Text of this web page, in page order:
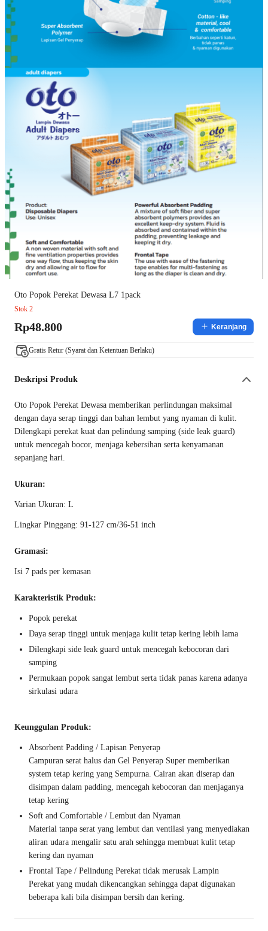
Oto Popok Perekat Dewasa L7 1pack
Stok 2
Rp48.800 Keranjang
Gratis Retur (Syarat dan Ketentuan Berlaku)
Deskripsi Produk
Oto Popok Perekat Dewasa memberikan perlindungan maksimal
dengan daya serap tinggi dan bahan lembut yang nyaman di kulit.
Dilengkapi perekat kuat dan pelindung samping (side leak guard)
untuk mencegah bocor, menjaga kebersihan serta kenyamanan
sepanjang hari.
Ukuran:
Varian Ukuran: L
Lingkar Pinggang: 91-127 cm/36-51 inch
Gramasi:
Isi 7 pads per kemasan
Karakteristik Produk:
Popok perekat
Daya serap tinggi untuk menjaga kulit tetap kering lebih lama
Dilengkapi side leak guard untuk mencegah kebocoran dari
samping
Permukaan popok sangat lembut serta tidak panas karena adanya
sirkulasi udara
Keunggulan Produk:
Absorbent Padding / Lapisan Penyerap
Campuran serat halus dan Gel Penyerap Super memberikan
system tetap kering yang Sempurna. Cairan akan diserap dan
disimpan dalam padding, mencegah kebocoran dan menjaganya
tetap kering
Soft and Comfortable / Lembut dan Nyaman
Material tanpa serat yang lembut dan ventilasi yang menyediakan
aliran udara mengalir satu arah sehingga membuat kulit tetap
kering dan nyaman
Frontal Tape / Pelindung Perekat tidak merusak Lampin
Perekat yang mudah dikencangkan sehingga dapat digunakan
beberapa kali bila disimpan bersih dan kering.